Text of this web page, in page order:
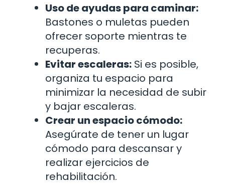
Uso de ayudas para caminar:
Bastones o muletas pueden
ofrecer soporte mientras te
recuperas.
Evitar escaleras: Si es posible,
organiza tu espacio para
minimizar la necesidad de subir
y bajar escaleras.
Crear un espacio cómodo:
Asegúrate de tener un lugar
cómodo para descansar y
realizar ejercicios de
rehabilitación.